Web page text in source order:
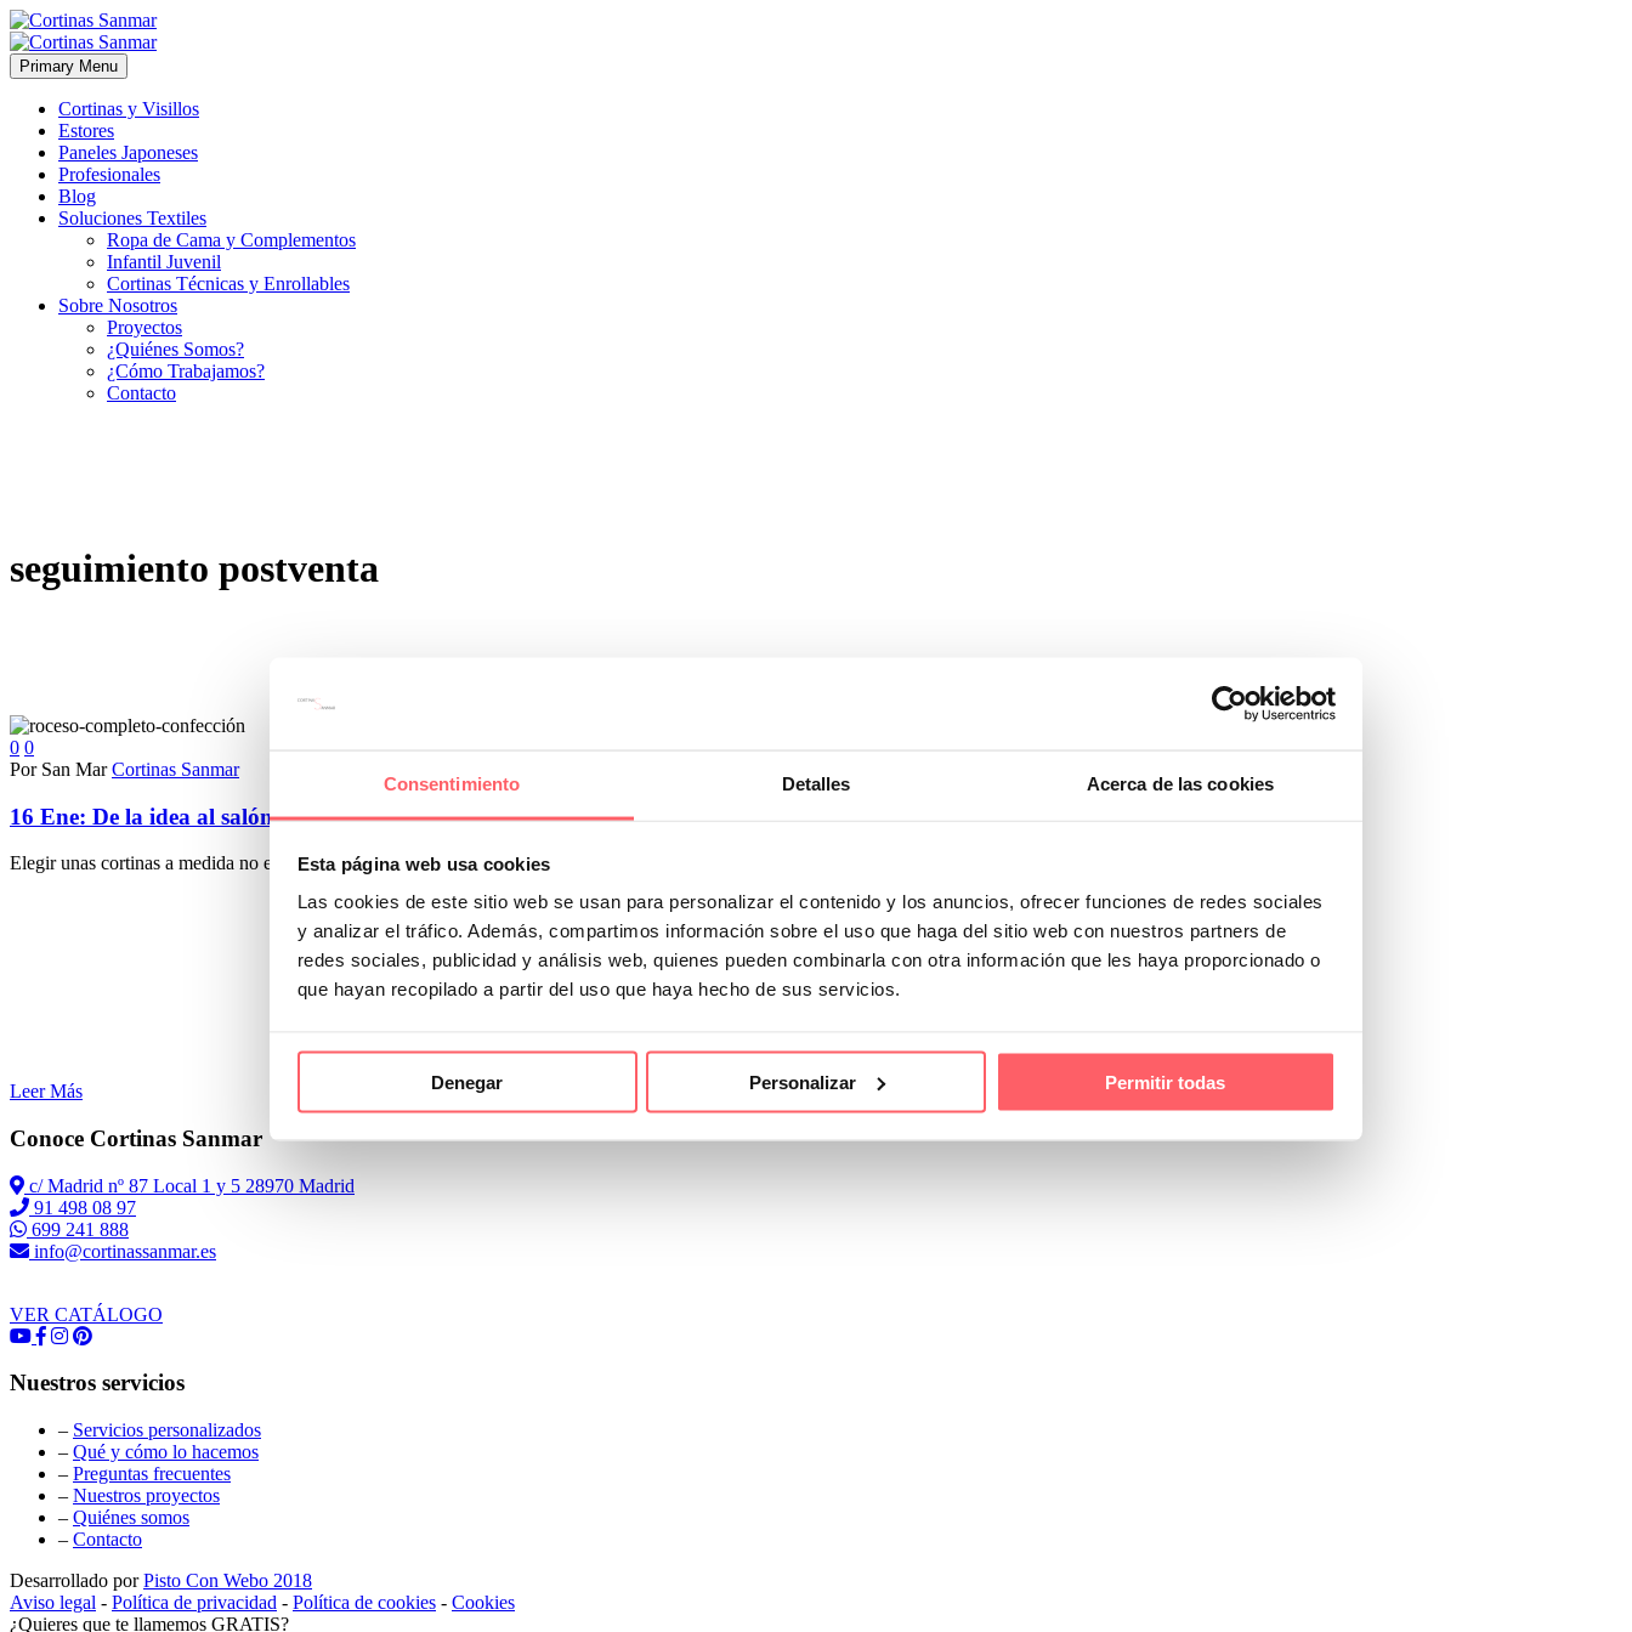
Consentimiento Detalles Acerca de las cookies
Esta página web usa cookies
Las cookies de este sitio web se usan para personalizar el contenido y los anuncios, ofrecer funciones de redes sociales
y analizar el tráfico. Además, compartimos información sobre el uso que haga del sitio web con nuestros partners de
redes sociales, publicidad y análisis web, quienes pueden combinarla con otra información que les haya proporcionado o
que hayan recopilado a partir del uso que haya hecho de sus servicios.
Denegar Personalizar Permitir todas
Primary Menu
Cortinas y Visillos
Estores
Paneles Japoneses
Profesionales
Blog
Soluciones Textiles
Ropa de Cama y Complementos
Infantil Juvenil
Cortinas Técnicas y Enrollables
Sobre Nosotros
Proyectos
¿Quiénes Somos?
¿Cómo Trabajamos?
Contacto
seguimiento postventa
0 0
Por San Mar Cortinas Sanmar
16 Ene: De la idea al salón: así es el proceso completo de confección a medida en Sanmar
Elegir unas cortinas a medida no es simplemente seleccionar un tejido bonito. Es un proceso en el que se unen…
Leer Más
Conoce Cortinas Sanmar
c/ Madrid nº 87 Local 1 y 5 28970 Madrid
91 498 08 97
699 241 888
info@cortinassanmar.es
VER CATÁLOGO
Nuestros servicios
– Servicios personalizados
– Qué y cómo lo hacemos
– Preguntas frecuentes
– Nuestros proyectos
– Quiénes somos
– Contacto
Desarrollado porPisto Con Webo 2018
Aviso legal - Política de privacidad - Política de cookies - Cookies
¿Quieres que te llamemos GRATIS?